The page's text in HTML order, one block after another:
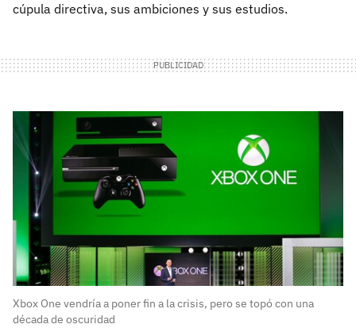
cúpula directiva, sus ambiciones y sus estudios.
Xbox One vendría a poner fin a la crisis, pero se topó con una
década de oscuridad